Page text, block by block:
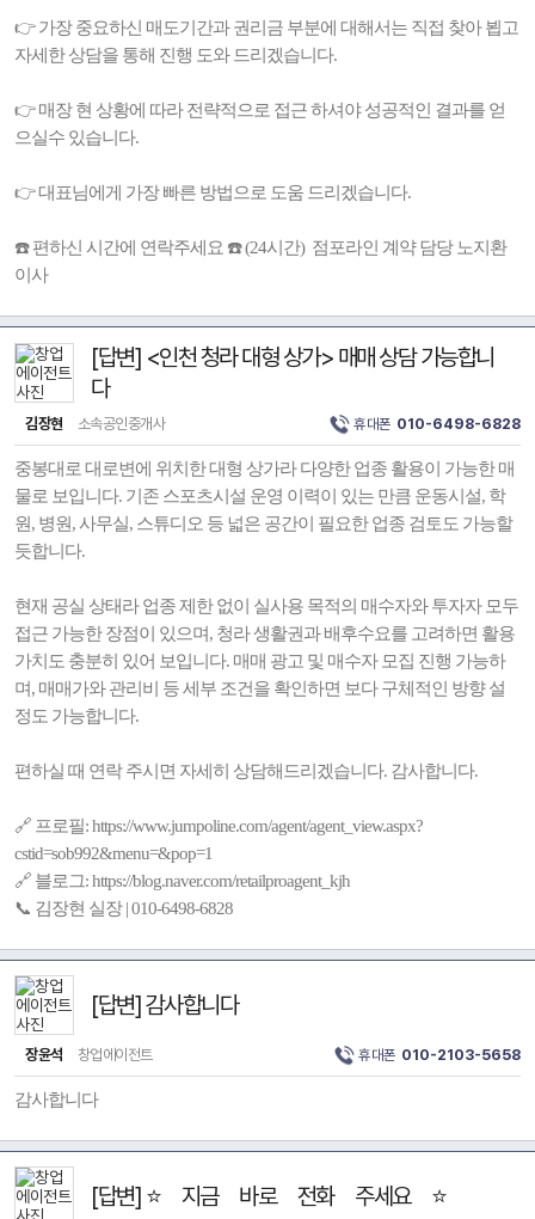
👉 가장 중요하신 매도기간과 권리금 부분에 대해서는 직접 찾아 뵙고
자세한 상담을 통해 진행 도와 드리겠습니다.
👉 매장 현 상황에 따라 전략적으로 접근 하셔야 성공적인 결과를 얻
으실수 있습니다.
👉 대표님에게 가장 빠른 방법으로 도움 드리겠습니다.
☎️ 편하신 시간에 연락주세요 ☎️ (24시간) 점포라인 계약 담당 노지환
이사
[답변] <인천 청라 대형 상가> 매매 상담 가능합니
다
김장현 소속공인중개사 휴대폰 010-6498-6828
중봉대로 대로변에 위치한 대형 상가라 다양한 업종 활용이 가능한 매
물로 보입니다. 기존 스포츠시설 운영 이력이 있는 만큼 운동시설, 학
원, 병원, 사무실, 스튜디오 등 넓은 공간이 필요한 업종 검토도 가능할
듯합니다.
현재 공실 상태라 업종 제한 없이 실사용 목적의 매수자와 투자자 모두
접근 가능한 장점이 있으며, 청라 생활권과 배후수요를 고려하면 활용
가치도 충분히 있어 보입니다. 매매 광고 및 매수자 모집 진행 가능하
며, 매매가와 관리비 등 세부 조건을 확인하면 보다 구체적인 방향 설
정도 가능합니다.
편하실 때 연락 주시면 자세히 상담해드리겠습니다. 감사합니다.
🔗 프로필: https://www.jumpoline.com/agent/agent_view.aspx?
cstid=sob992&menu=&pop=1
🔗 블로그: https://blog.naver.com/retailproagent_kjh
📞 김장현 실장 | 010-6498-6828
[답변] 감사합니다
장윤석 창업에이전트 휴대폰 010-2103-5658
감사합니다
[답변] ⭐ 지금 바로 전화 주세요 ⭐